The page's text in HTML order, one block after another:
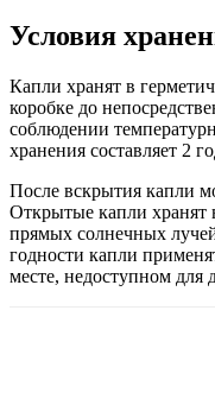
Условия
Капли хранят в
коробке до
соблюдении
хранения составляет 2
После вскрытия капли
Открытые капли
прямых солнечных
годности капли
месте, недоступном для